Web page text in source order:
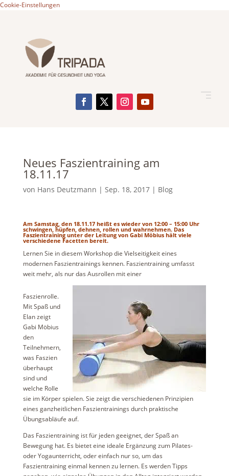
Cookie-Einstellungen
Neues Faszientraining am
18.11.17
von Hans Deutzmann | Sep. 18, 2017| Blog
Am Samstag, den 18.11.17 heißt es wieder von 12:00 – 15:00 Uhr
schwingen, hüpfen, dehnen, rollen und wahrnehmen. Das
Faszientraining unter der Leitung von Gabi Möbius hält viele
verschiedene Facetten bereit.
Lernen Sie in diesem Workshop die Vielseitigkeit eines
modernen Faszientrainings kennen. Faszientraining umfasst
weit mehr, als nur das Ausrollen mit einer
Faszienrolle.
Mit Spaß und
Elan zeigt
Gabi Möbius
den
Teilnehmern,
was Faszien
überhaupt
sind und
welche Rolle
sie im Körper spielen. Sie zeigt die verschiedenen Prinzipien
eines ganzheitlichen Faszientrainings durch praktische
Übungsabläufe auf.
Das Faszientraining ist für jeden geeignet, der Spaß an
Bewegung hat. Es bietet eine ideale Ergänzung zum Pilates-
oder Yogaunterricht, oder einfach nur so, um das
Faszientraining einmal kennen zu lernen. Es werden Tipps